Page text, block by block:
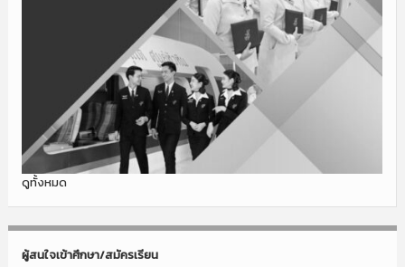
ดูทั้งหมด
ผู้สนใจเข้าศึกษา/สมัครเรียน